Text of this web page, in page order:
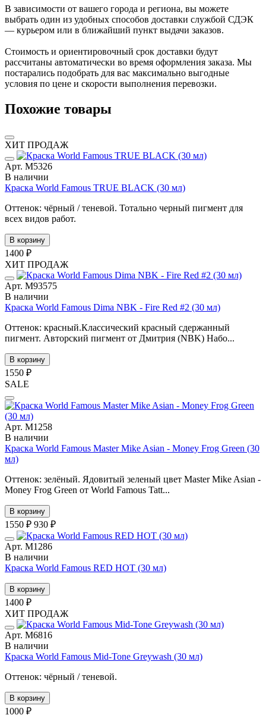
В зависимости от вашего города и региона, вы можете
выбрать один из удобных способов доставки службой СДЭК
— курьером или в ближайший пункт выдачи заказов.
Стоимость и ориентировочный срок доставки будут
рассчитаны автоматически во время оформления заказа. Мы
постарались подобрать для вас максимально выгодные
условия по цене и скорости выполнения перевозки.
Похожие товары
ХИТ ПРОДАЖ
Арт. М5326
В наличии
Краска World Famous TRUE BLACK (30 мл)
Оттенок: чёрный / теневой. Тотально черный пигмент для
всех видов работ.
В корзину
1400 ₽
ХИТ ПРОДАЖ
Арт. М93575
В наличии
Краска World Famous Dima NBK - Fire Red #2 (30 мл)
Оттенок: красный.Классический красный сдержанный
пигмент. Авторский пигмент от Дмитрия (NBK) Набо...
В корзину
1550 ₽
SALE
Арт. М1258
В наличии
Краска World Famous Master Mike Asian - Money Frog Green (30
мл)
Оттенок: зелёный. Ядовитый зеленый цвет Master Mike Asian -
Money Frog Green от World Famous Tatt...
В корзину
1550 ₽ 930 ₽
Арт. М1286
В наличии
Краска World Famous RED HOT (30 мл)
В корзину
1400 ₽
ХИТ ПРОДАЖ
Арт. М6816
В наличии
Краска World Famous Mid-Tone Greywash (30 мл)
Оттенок: чёрный / теневой.
В корзину
1000 ₽